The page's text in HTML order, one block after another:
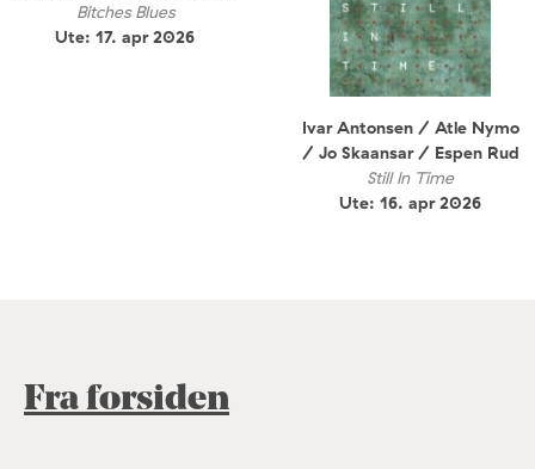
Bitches Blues
Ute: 17. apr 2026
Ivar Antonsen / Atle Nymo
/ Jo Skaansar / Espen Rud
Still In Time
Ute: 16. apr 2026
Fra forsiden